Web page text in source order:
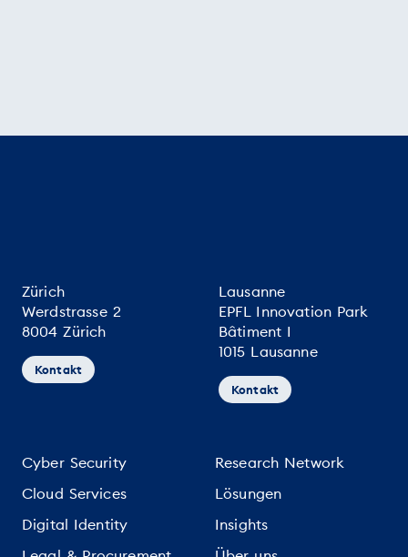
Zürich
Werdstrasse 2
8004 Zürich
Kontakt
Lausanne
EPFL Innovation Park
Bâtiment I
1015 Lausanne
Kontakt
Cyber Security
Cloud Services
Digital Identity
Research Network
Lösungen
Insights